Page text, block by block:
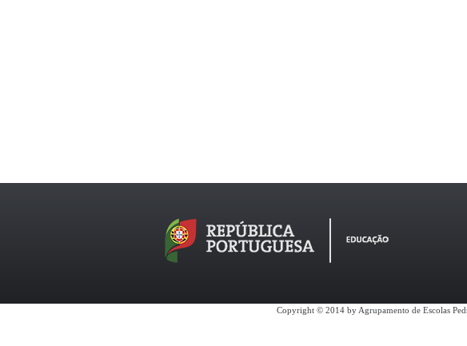
Copyright © 2014 by Agrupamento de Escolas